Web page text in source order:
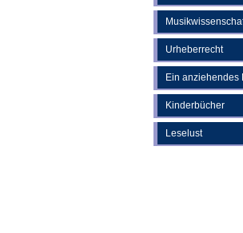
Urheberrecht
Ein anziehendes
Kinderbücher
Leselust